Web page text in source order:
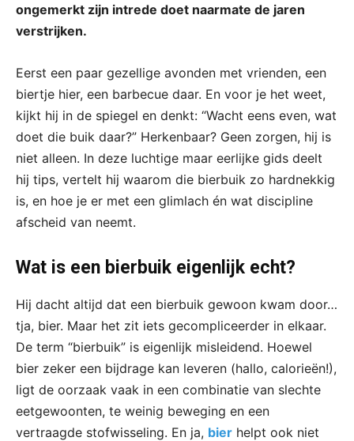
ongemerkt zijn intrede doet naarmate de jaren
verstrijken.
Eerst een paar gezellige avonden met vrienden, een
biertje hier, een barbecue daar. En voor je het weet,
kijkt hij in de spiegel en denkt: “Wacht eens even, wat
doet die buik daar?” Herkenbaar? Geen zorgen, hij is
niet alleen. In deze luchtige maar eerlijke gids deelt
hij tips, vertelt hij waarom die bierbuik zo hardnekkig
is, en hoe je er met een glimlach én wat discipline
afscheid van neemt.
Wat is een bierbuik eigenlijk echt?
Hij dacht altijd dat een bierbuik gewoon kwam door…
tja, bier. Maar het zit iets gecompliceerder in elkaar.
De term “bierbuik” is eigenlijk misleidend. Hoewel
bier zeker een bijdrage kan leveren (hallo, calorieën!),
ligt de oorzaak vaak in een combinatie van slechte
eetgewoonten, te weinig beweging en een
vertraagde stofwisseling. En ja, bier helpt ook niet